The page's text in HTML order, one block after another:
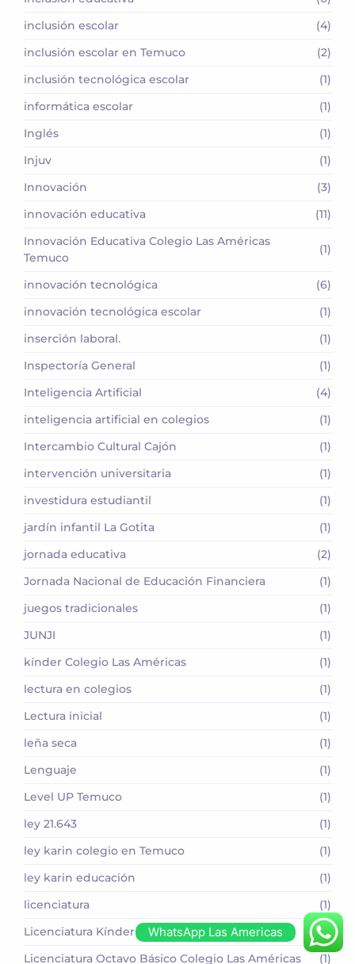
inclusión escolar
(4)
inclusión escolar en Temuco
(2)
inclusión tecnológica escolar
(1)
informática escolar
(1)
Inglés
(1)
Injuv
(1)
Innovación
(3)
innovación educativa
(11)
Innovación Educativa Colegio Las Américas
Temuco
(1)
innovación tecnológica
(6)
innovación tecnológica escolar
(1)
inserción laboral.
(1)
Inspectoría General
(1)
Inteligencia Artificial
(4)
inteligencia artificial en colegios
(1)
Intercambio Cultural Cajón
(1)
intervención universitaria
(1)
investidura estudiantil
(1)
jardín infantil La Gotita
(1)
jornada educativa
(2)
Jornada Nacional de Educación Financiera
(1)
juegos tradicionales
(1)
JUNJI
(1)
kínder Colegio Las Américas
(1)
lectura en colegios
(1)
Lectura inicial
(1)
leña seca
(1)
Lenguaje
(1)
Level UP Temuco
(1)
ley 21.643
(1)
ley karin colegio en Temuco
(1)
ley karin educación
(1)
licenciatura
(1)
Licenciatura Kínder Colegio Las Américas
(1)
Licenciatura Octavo Básico Colegio Las Américas
(1)
WhatsApp Las Americas